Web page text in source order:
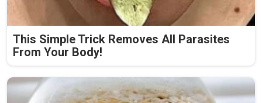
This Simple Trick Removes All Parasites
From Your Body!